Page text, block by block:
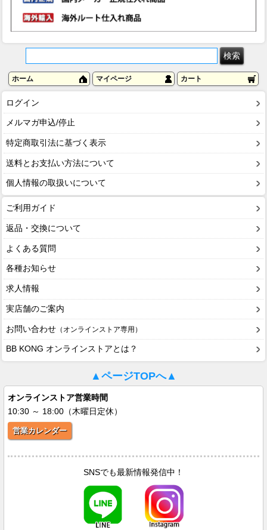
ホーム マイページ カート
ログイン
メルマガ申込/停止
特定商取引法に基づく表示
送料とお支払い方法について
個人情報の取扱いについて
ご利用ガイド
返品・交換について
よくある質問
各種お知らせ
求人情報
実店舗のご案内
お問い合わせ （オンラインストア専用）
BB KONG オンラインストアとは？
▲ページTOPへ▲
オンラインストア営業時間
10:30 ～ 18:00（木曜日定休）
営業カレンダー
SNSでも最新情報発信中！